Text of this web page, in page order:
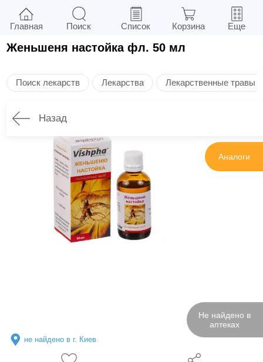
Женьшеня настойка фл. 50 мл
Поиск лекарств Лекарства Лекарственные травы
Назад
Аналоги
Не найдено в
аптеках
не найдено в г. Киев
Главная Поиск Список Корзина Еще